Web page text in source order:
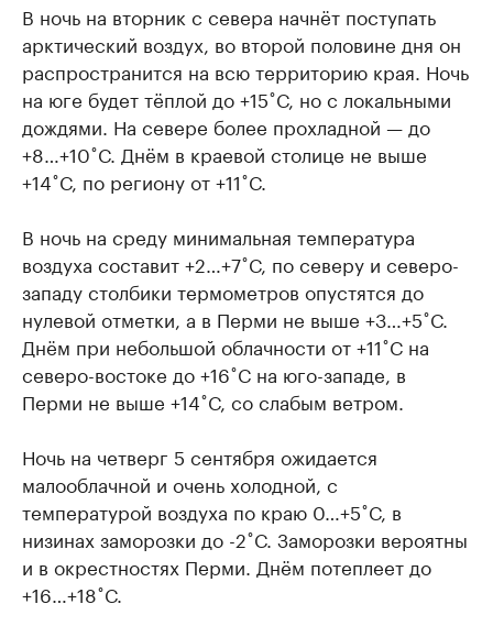
В ночь на вторник с севера начнёт поступать
арктический воздух, во второй половине дня он
распространится на всю территорию края. Ночь
на юге будет тёплой до +15˚С, но с локальными
дождями. На севере более прохладной — до
+8…+10˚С. Днём в краевой столице не выше
+14˚С, по региону от +11˚С.
В ночь на среду минимальная температура
воздуха составит +2…+7˚С, по северу и северо-
западу столбики термометров опустятся до
нулевой отметки, а в Перми не выше +3…+5˚С.
Днём при небольшой облачности от +11˚С на
северо-востоке до +16˚С на юго-западе, в
Перми не выше +14˚С, со слабым ветром.
Ночь на четверг 5 сентября ожидается
малооблачной и очень холодной, с
температурой воздуха по краю 0…+5˚С, в
низинах заморозки до -2˚С. Заморозки вероятны
и в окрестностях Перми. Днём потеплеет до
+16…+18˚С.